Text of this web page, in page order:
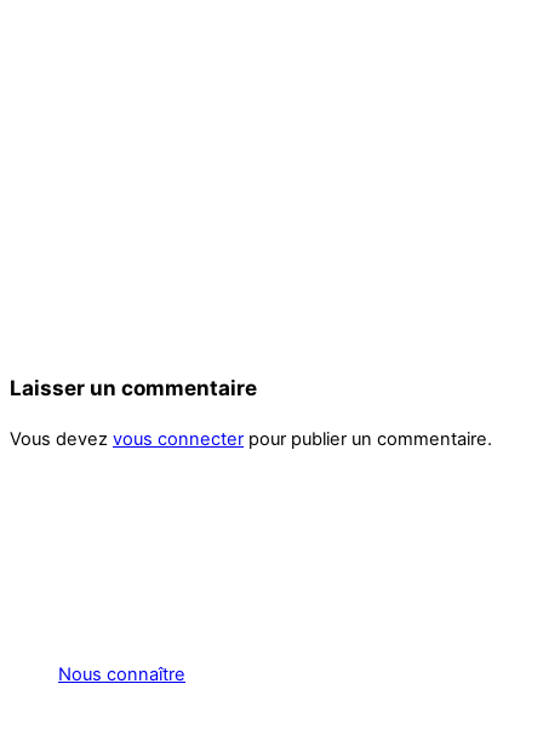
Laisser un commentaire
Vous devez vous connecter pour publier un commentaire.
Nous connaître